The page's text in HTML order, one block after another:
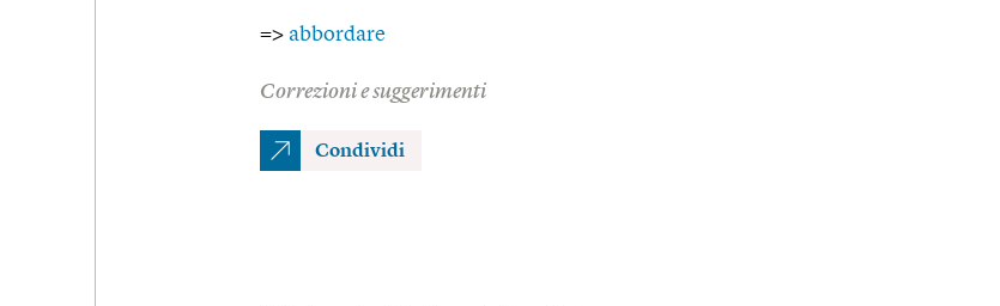
=> abbordare
Correzioni e suggerimenti
Condividi